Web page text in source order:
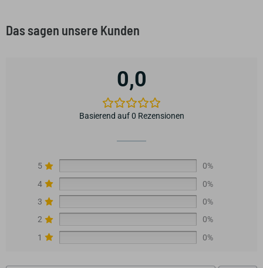
Das sagen unsere Kunden
0,0
Basierend auf 0 Rezensionen
5
0%
4
0%
3
0%
2
0%
1
0%